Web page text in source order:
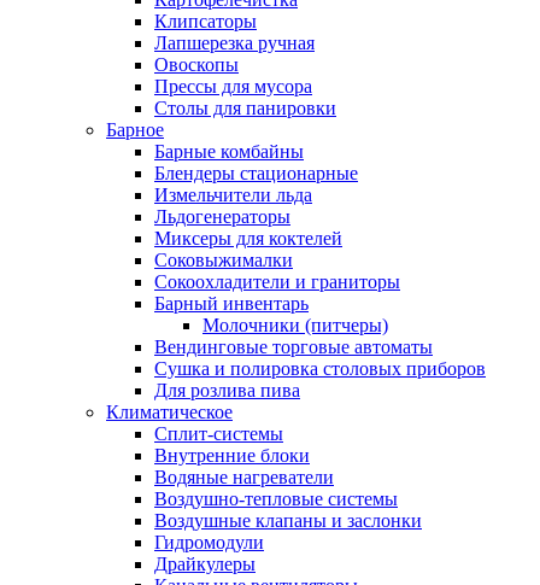
Клипсаторы
Лапшерезка ручная
Овоскопы
Прессы для мусора
Столы для панировки
Барное
Барные комбайны
Блендеры стационарные
Измельчители льда
Льдогенераторы
Миксеры для коктелей
Соковыжималки
Сокоохладители и граниторы
Барный инвентарь
Молочники (питчеры)
Вендинговые торговые автоматы
Сушка и полировка столовых приборов
Для розлива пива
Климатическое
Сплит-системы
Внутренние блоки
Водяные нагреватели
Воздушно-тепловые системы
Воздушные клапаны и заслонки
Гидромодули
Драйкулеры